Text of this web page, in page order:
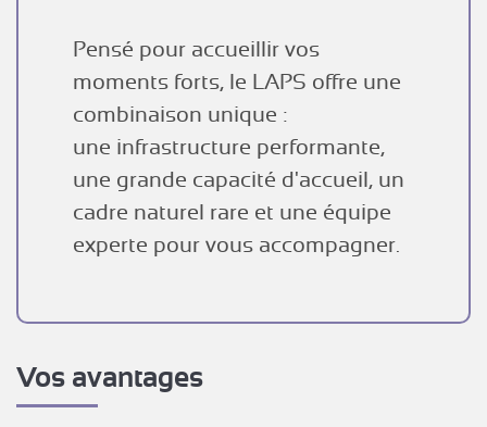
Pensé pour accueillir vos
moments forts, le LAPS offre une
combinaison unique :
une infrastructure performante,
une grande capacité d'accueil, un
cadre naturel rare et une équipe
experte pour vous accompagner.
Vos avantages